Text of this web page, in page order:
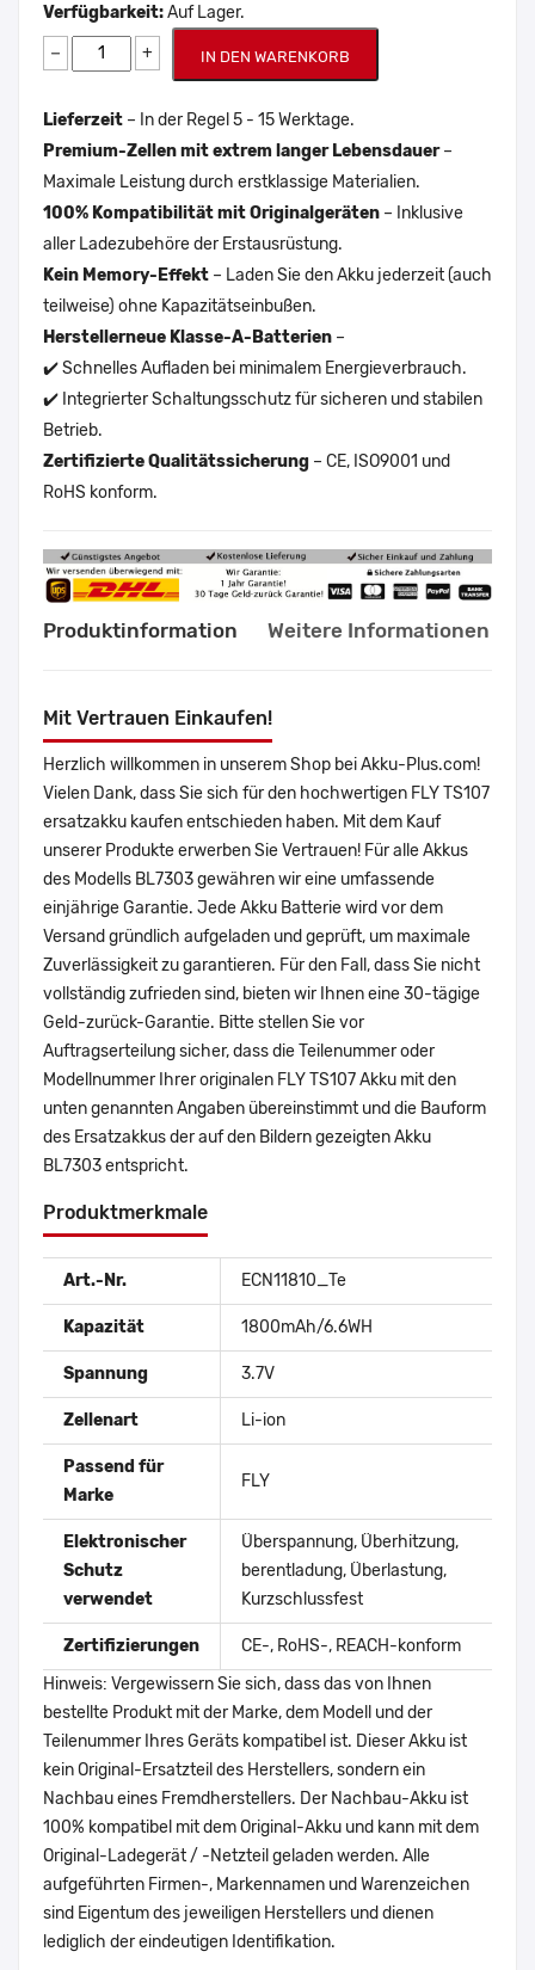
Verfügbarkeit:Auf Lager.
− + IN DEN WARENKORB
Lieferzeit – In der Regel 5 - 15 Werktage.
Premium-Zellen mit extrem langer Lebensdauer–
Maximale Leistung durch erstklassige Materialien.
100% Kompatibilität mit Originalgeräten – Inklusive
aller Ladezubehöre der Erstausrüstung.
Kein Memory-Effekt – Laden Sie den Akku jederzeit (auch
teilweise) ohne Kapazitätseinbußen.
Herstellerneue Klasse-A-Batterien –
✔️ Schnelles Aufladen bei minimalem Energieverbrauch.
✔️ Integrierter Schaltungsschutz für sicheren und stabilen
Betrieb.
Zertifizierte Qualitätssicherung – CE, ISO9001 und
RoHS konform.
Produktinformation Weitere Informationen
Mit Vertrauen Einkaufen!
Herzlich willkommen in unserem Shop bei Akku-Plus.com!
Vielen Dank, dass Sie sich für den hochwertigen FLY TS107
ersatzakku kaufen entschieden haben. Mit dem Kauf
unserer Produkte erwerben Sie Vertrauen! Für alle Akkus
des Modells BL7303 gewähren wir eine umfassende
einjährige Garantie. Jede Akku Batterie wird vor dem
Versand gründlich aufgeladen und geprüft, um maximale
Zuverlässigkeit zu garantieren. Für den Fall, dass Sie nicht
vollständig zufrieden sind, bieten wir Ihnen eine 30-tägige
Geld-zurück-Garantie. Bitte stellen Sie vor
Auftragserteilung sicher, dass die Teilenummer oder
Modellnummer Ihrer originalen FLY TS107 Akku mit den
unten genannten Angaben übereinstimmt und die Bauform
des Ersatzakkus der auf den Bildern gezeigten Akku
BL7303 entspricht.
Produktmerkmale
Art.-Nr. ECN11810_Te
Kapazität 1800mAh/6.6WH
Spannung 3.7V
Zellenart Li-ion
Passend für
Marke
FLY
Elektronischer
Schutz
verwendet
Überspannung, Überhitzung,
berentladung, Überlastung,
Kurzschlussfest
Zertifizierungen
CE-, RoHS-, REACH-konform
Hinweis: Vergewissern Sie sich, dass das von Ihnen
bestellte Produkt mit der Marke, dem Modell und der
Teilenummer Ihres Geräts kompatibel ist. Dieser Akku ist
kein Original-Ersatzteil des Herstellers, sondern ein
Nachbau eines Fremdherstellers. Der Nachbau-Akku ist
100% kompatibel mit dem Original-Akku und kann mit dem
Original-Ladegerät / -Netzteil geladen werden. Alle
aufgeführten Firmen-, Markennamen und Warenzeichen
sind Eigentum des jeweiligen Herstellers und dienen
lediglich der eindeutigen Identifikation.